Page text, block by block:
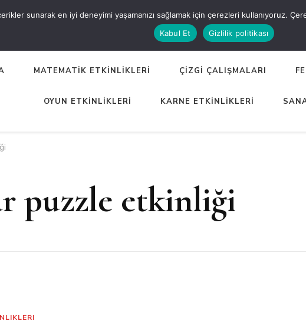
MATEMATİK ETKİNLİKLERİ ÇİZGİ ÇALIŞMALARI
OYUN ETKİNLİKLERİ KARNE ETKİNLİKLERİ
puzzle etkinliği
sunarak en iyi deneyimi yaşamanızı sağlamak için çerezleri kullanıyoruz.
Kabul Et
Gizlilik politikası